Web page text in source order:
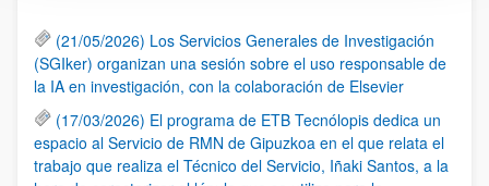
(21/05/2026) Los Servicios Generales de Investigación
(SGIker) organizan una sesión sobre el uso responsable de
la IA en investigación, con la colaboración de Elsevier
(17/03/2026) El programa de ETB Tecnólopis dedica un
espacio al Servicio de RMN de Gipuzkoa en el que relata el
trabajo que realiza el Técnico del Servicio, Iñaki Santos, a la